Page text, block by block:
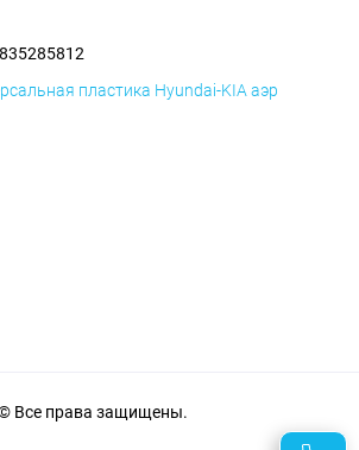
пластика Hyundai-KIA аэр
Все права защищены.